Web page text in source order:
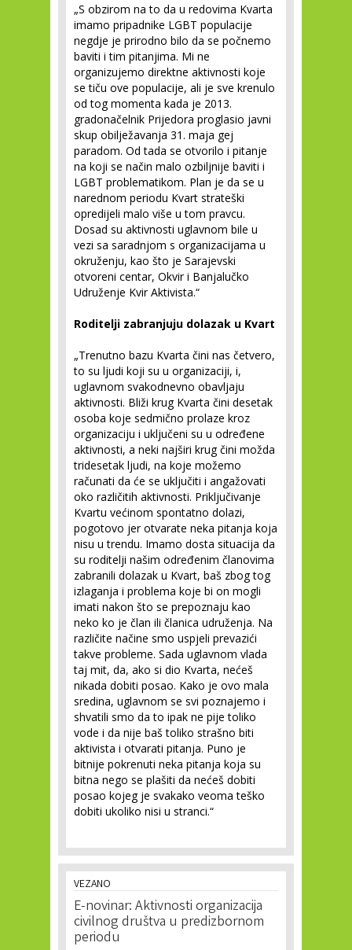
„S obzirom na to da u redovima Kvarta
imamo pripadnike LGBT populacije
negdje je prirodno bilo da se počnemo
baviti i tim pitanjima. Mi ne
organizujemo direktne aktivnosti koje
se tiču ove populacije, ali je sve krenulo
od tog momenta kada je 2013.
gradonačelnik Prijedora proglasio javni
skup obilježavanja 31. maja gej
paradom. Od tada se otvorilo i pitanje
na koji se način malo ozbiljnije baviti i
LGBT problematikom. Plan je da se u
narednom periodu Kvart strateški
opredijeli malo više u tom pravcu.
Dosad su aktivnosti uglavnom bile u
vezi sa saradnjom s organizacijama u
okruženju, kao što je Sarajevski
otvoreni centar, Okvir i Banjalučko
Udruženje Kvir Aktivista.“
Roditelji zabranjuju dolazak u Kvart
„Trenutno bazu Kvarta čini nas četvero,
to su ljudi koji su u organizaciji, i,
uglavnom svakodnevno obavljaju
aktivnosti. Bliži krug Kvarta čini desetak
osoba koje sedmično prolaze kroz
organizaciju i uključeni su u određene
aktivnosti, a neki najširi krug čini možda
tridesetak ljudi, na koje možemo
računati da će se uključiti i angažovati
oko različitih aktivnosti. Priključivanje
Kvartu većinom spontatno dolazi,
pogotovo jer otvarate neka pitanja koja
nisu u trendu. Imamo dosta situacija da
su roditelji našim određenim članovima
zabranili dolazak u Kvart, baš zbog tog
izlaganja i problema koje bi on mogli
imati nakon što se prepoznaju kao
neko ko je član ili članica udruženja. Na
različite načine smo uspjeli prevazići
takve probleme. Sada uglavnom vlada
taj mit, da, ako si dio Kvarta, nećeš
nikada dobiti posao. Kako je ovo mala
sredina, uglavnom se svi poznajemo i
shvatili smo da to ipak ne pije toliko
vode i da nije baš toliko strašno biti
aktivista i otvarati pitanja. Puno je
bitnije pokrenuti neka pitanja koja su
bitna nego se plašiti da nećeš dobiti
posao kojeg je svakako veoma teško
dobiti ukoliko nisi u stranci.“
VEZANO
E-novinar: Aktivnosti organizacija
civilnog društva u predizbornom
periodu